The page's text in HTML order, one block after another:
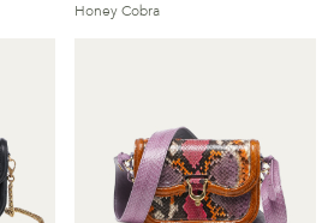
Honey Cobra